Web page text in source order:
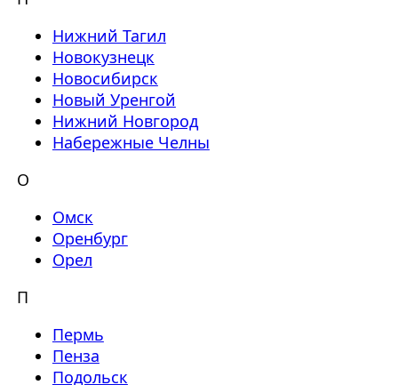
Нижний Тагил
Новокузнецк
Новосибирск
Новый Уренгой
Нижний Новгород
Набережные Челны
О
Омск
Оренбург
Орел
П
Пермь
Пенза
Подольск